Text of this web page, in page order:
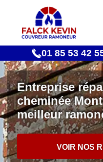
01 85 53 42
Entreprise
cheminée
meilleur
VOIR NOS